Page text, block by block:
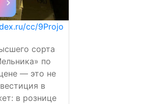
cc/9Projo
сорта
по
— это не
в
в рознице